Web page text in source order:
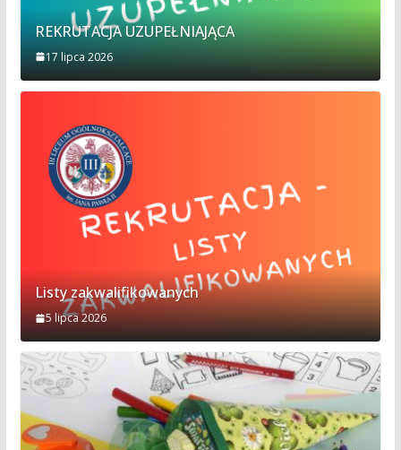
REKRUTACJA UZUPEŁNIAJĄCA
17 lipca 2026
Listy zakwalifikowanych
5 lipca 2026